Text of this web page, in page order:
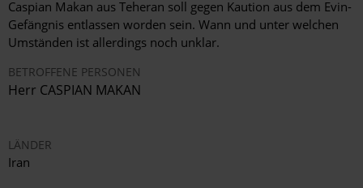
Caspian Makan aus Teheran soll gegen Kaution aus dem Evin-
Gefängnis entlassen worden sein. Wann und unter welchen
Umständen ist allerdings noch unklar.
BETROFFENE PERSONEN
Herr CASPIAN MAKAN
LÄNDER
Iran